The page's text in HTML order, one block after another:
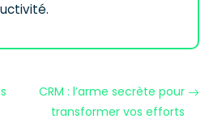
CRM : l’arme secrète pour
transformer vos efforts